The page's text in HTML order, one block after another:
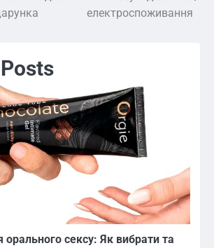
електроспоживання
орального сексу: Як вибрати та